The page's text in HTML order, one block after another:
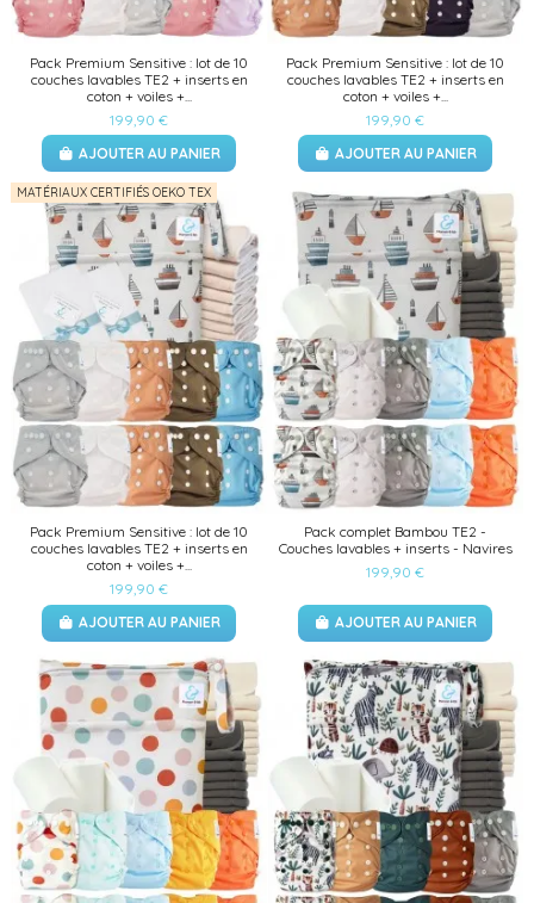
Pack Premium Sensitive : lot de 10
couches lavables TE2 + inserts en
coton + voiles +...
199,90 €
AJOUTER AU PANIER
Pack Premium Sensitive : lot de 10
couches lavables TE2 + inserts en
coton + voiles +...
199,90 €
AJOUTER AU PANIER
MATÉRIAUX CERTIFIÉS OEKO TEX
Pack Premium Sensitive : lot de 10
couches lavables TE2 + inserts en
coton + voiles +...
199,90 €
AJOUTER AU PANIER
Pack complet Bambou TE2 -
Couches lavables + inserts - Navires
199,90 €
AJOUTER AU PANIER